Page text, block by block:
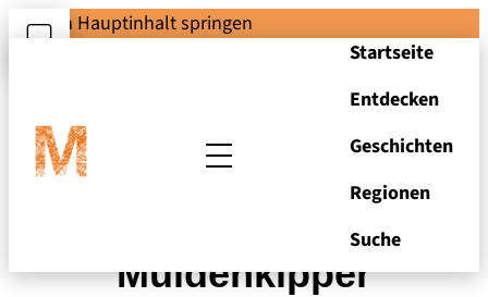
Zum Hauptinhalt springen
Startseite
Entdecken
Geschichten
Regionen
Suche
GNOM-Serie H3A:
Muldenkipper